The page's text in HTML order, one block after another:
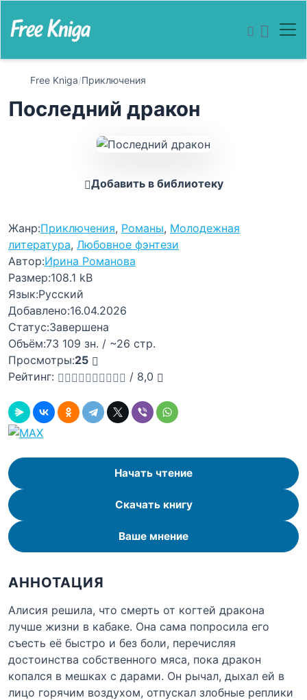
Free Kniga/Приключения
Последний дракон
Добавить в библиотеку
Жанр:Приключения, Романы, Молодежная
литература, Любовное фэнтези
Автор:Ирина Романова
Размер:108.1 kB
Язык:Русский
Добавлено:16.04.2026
Статус:Завершена
Объём:73 109 зн. / ~26 стр.
Просмотры:25
Рейтинг:
/ 8,0
Начать чтение
Скачать книгу
Ваше мнение
АННОТАЦИЯ
Алисия решила, что смерть от когтей дракона
лучше жизни в кабаке. Она сама попросила его
съесть её быстро и без боли, перечисляя
достоинства собственного мяса, пока дракон
копался в мешках с дарами. Он рычал, дыхал ей в
лицо горячим воздухом, отпускал злобные реплики